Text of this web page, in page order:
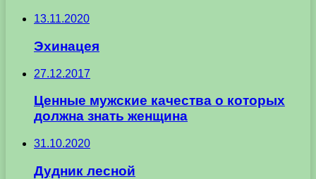
13.11.2020
Эхинацея
27.12.2017
Ценные мужские качества о которых
должна знать женщина
31.10.2020
Дудник лесной